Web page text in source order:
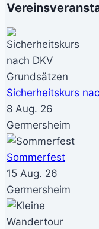
Sicherheitskurs
8 Aug. 26
Germersheim
Sommerfest
15 Aug. 26
Germersheim